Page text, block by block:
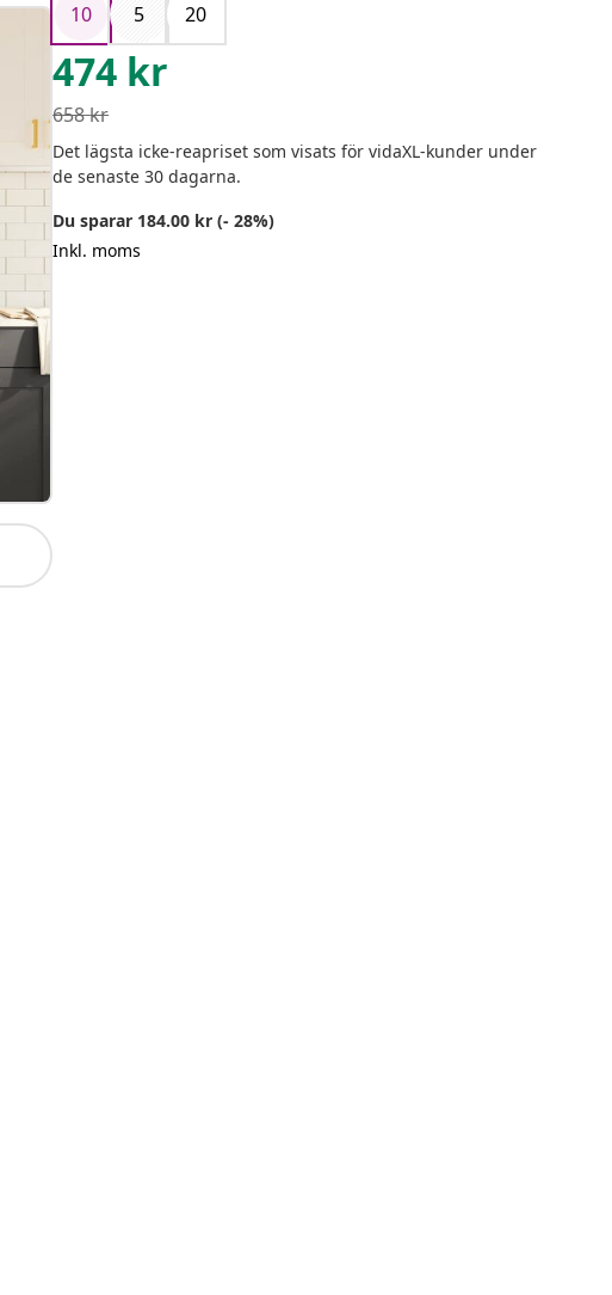
10
5 20
474 kr
658kr
Det lägsta icke-reapriset som visats för vidaXL-kunder under
de senaste 30 dagarna.
Du sparar 184.00 kr (- 28%)
Inkl. moms